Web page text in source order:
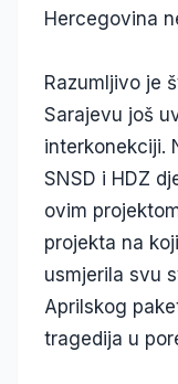
Hercegovina
Razumljivo je
Sarajevu još
interkonekciji.
SNSD i HDZ
ovim
projekta na
usmjerila svu
Aprilskog
tragedija u